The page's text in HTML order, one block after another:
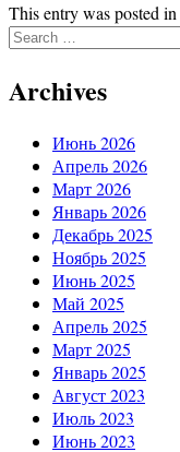
This entry was posted in
Search
Archives
Июнь 2026
Апрель 2026
Март 2026
Январь 2026
Декабрь 2025
Ноябрь 2025
Июнь 2025
Май 2025
Апрель 2025
Март 2025
Январь 2025
Август 2023
Июль 2023
Июнь 2023